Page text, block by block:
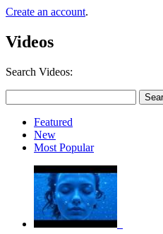
Create an account.
Videos
Search Videos:
Featured
New
Most Popular